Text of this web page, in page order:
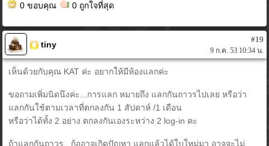
0 ขอบคุณ 0 ถูกใจที่สุด
tiny
#19
9 ก.ค. 53 10:34 น.
เห็นด้วยกับคุณ KAT ค่ะ อยากให้มีห้องแลกค่ะ
ขอถามเพิ่มนิดนึงค่ะ...การแลก หมายถึง แลกกันถาวรไปเลย หรือว่า
แลกกันใช้ตามเวลาที่ตกลงกัน 1 สัปดาห์ /1 เดือน
หรือว่าได้ทั้ง 2 อย่าง ตกลงกันเองระหว่าง 2 log-in คะ
ถ้าแลกกันถาวร...ก้ออาจเกิดปัญหา แลกแล้วได้ใบใหม่มา อาจจะไม่